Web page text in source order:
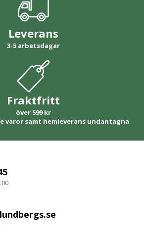
Leverans
3-5 arbetsdagar
Fraktfritt
över 599 kr
varor samt hemleverans undantagna